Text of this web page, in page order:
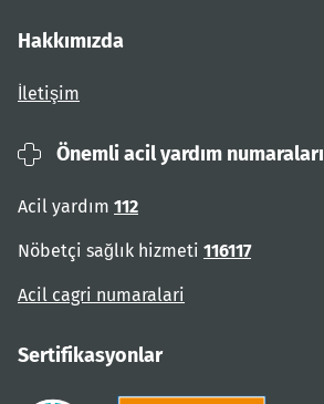
Hakkımızda
İletişim
Önemli acil yardım numaraları
Acil yardım 112
Nöbetçi sağlık hizmeti 116117
Acil cagri numaralari
Sertifikasyonlar